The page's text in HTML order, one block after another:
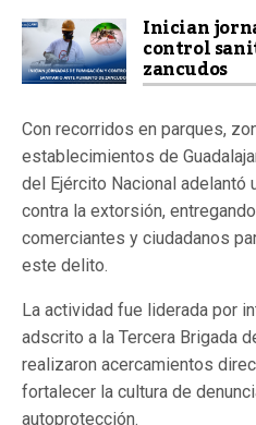
Inician
control
zancudos
Con recorridos en parques,
establecimientos de
del Ejército Nacional adelantó
contra la extorsión,
comerciantes y ciudadanos
este delito.
La actividad fue liderada por
adscrito a la Tercera Brigada
realizaron acercamientos
fortalecer la cultura de
autoprotección.